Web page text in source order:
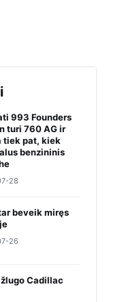
993 Founders
turi 760 AG ir
tiek pat, kiek
benzininis
28
beveik miręs
26
Cadillac